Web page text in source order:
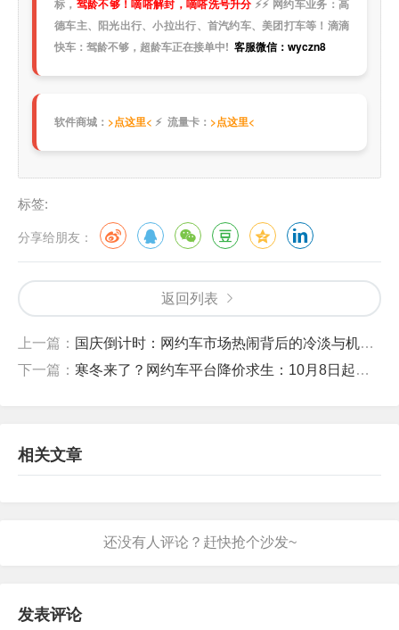
标， 驾龄不够！嘀嗒解封，嘀嗒洗号升分 ⚡⚡ 网约车业务：高
德车主、阳光出行、小拉出行、首汽约车、美团打车等！滴滴
快车：驾龄不够，超龄车正在接单中! 客服微信：wyczn8
软件商城： >点这里< ⚡ 流量卡： >点这里<
标签:
分享给朋友：
返回列表
上一篇： 国庆倒计时：网约车市场热闹背后的冷淡与机遇，司机如何把握？
下一篇： 寒冬来了？网约车平台降价求生：10月8日起，调整运价！
相关文章
发表评论